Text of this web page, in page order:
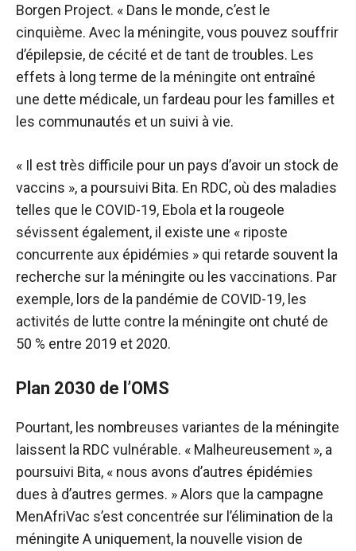
Borgen Project. « Dans le monde, c’est le
cinquième. Avec la méningite, vous pouvez souffrir
d’épilepsie, de cécité et de tant de troubles. Les
effets à long terme de la méningite ont entraîné
une dette médicale, un fardeau pour les familles et
les communautés et un suivi à vie.
« Il est très difficile pour un pays d’avoir un stock de
vaccins », a poursuivi Bita. En RDC, où des maladies
telles que le COVID-19, Ebola et la rougeole
sévissent également, il existe une « riposte
concurrente aux épidémies » qui retarde souvent la
recherche sur la méningite ou les vaccinations. Par
exemple, lors de la pandémie de COVID-19, les
activités de lutte contre la méningite ont chuté de
50 % entre 2019 et 2020.
Plan 2030 de l’OMS
Pourtant, les nombreuses variantes de la méningite
laissent la RDC vulnérable. « Malheureusement », a
poursuivi Bita, « nous avons d’autres épidémies
dues à d’autres germes. » Alors que la campagne
MenAfriVac s’est concentrée sur l’élimination de la
méningite A uniquement, la nouvelle vision de